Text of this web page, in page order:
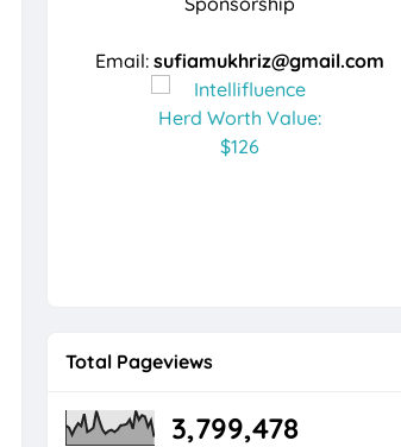
Email:sufiamukhriz@gmail.com
Total Pageviews
3,799,478